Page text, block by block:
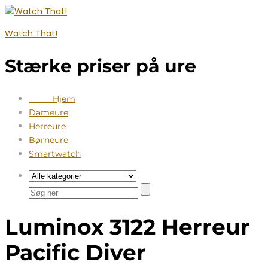
Watch That!
Stærke priser på ure
Hjem
Dameure
Herreure
Børneure
Smartwatch
Luminox 3122 Herreur
Pacific Diver